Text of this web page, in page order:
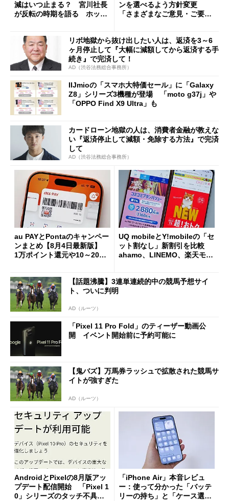
減はいつ止まる？ 宮川社長
が反転の時期を語る ホッピ
ンを選べるよう方針変更
「さまざまなご意見・ご要望
リボ地獄から抜け出したい人は、返済を3～6
ヶ月停止して『大幅に減額してから返済する手
続き』で完済して！
AD（渋谷法務総合事務所）
IIJmioの「スマホ大特価セール」に「Galaxy
Z8」シリーズ3機種が登場 「moto g37j」や
「OPPO Find X9 Ultra」も
カードローン地獄の人は、消費者金融が教えな
い『返済停止して減額・免除する方法』で完済
して
AD（渋谷法務総合事務所）
au PAYとPontaのキャンペー
ンまとめ【8月4日最新版】
1万ポイント還元や10～20％
UQ mobileとY!mobileの「セ
ット割なし」新割引を比較
ahamo、LINEMO、楽天モバ
【話題沸騰】3連単連続的中の競馬予想サイ
ト、ついに判明
AD（ルーツ）
「Pixel 11 Pro Fold」のティーザー動画公
開 イベント開始前に予約可能に
【鬼バズ】万馬券ラッシュで拡散された競馬サ
イトが強すぎた
AD（ルーツ）
AndroidとPixelの8月版アッ
プデート配信開始 「Pixel 1
0」シリーズのタッチ不具合
「iPhone Air」本音レビュ
ー：使って分かった「バッテ
リーの持ち」と「ケース選